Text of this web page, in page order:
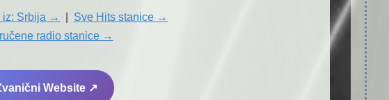
iz: Srbija →
Sve Hits stanice →
radio stanice →
Website ↗